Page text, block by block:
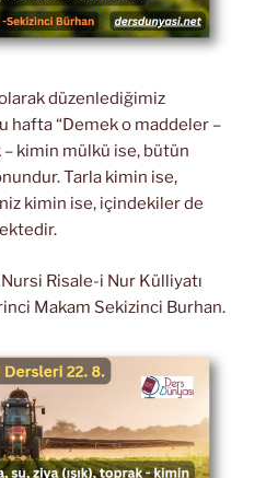
düzenlediğimiz
hafta “Demek o maddeler –
– kimin mülkü ise, bütün
Tarla kimin ise,
kimin ise, içindekiler de
Risale-i Nur Külliyatı
Makam Sekizinci Burhan.